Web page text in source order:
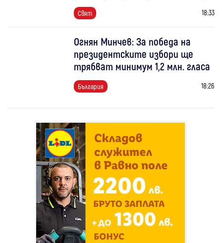
Свят 18:33
Огнян Минчев: За победа на
президентските избори ще
трябват минимум 1,2 млн. гласа
България 18:26